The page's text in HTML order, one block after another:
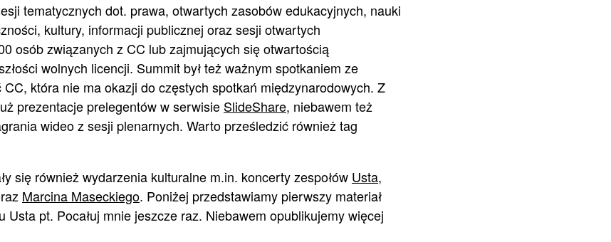
tematycznych dot. prawa, otwartych zasobów edukacyjnych, nauki
kultury, informacji publicznej oraz sesji otwartych
osób związanych z CC lub zajmujących się otwartością
wolnych licencji. Summit był też ważnym spotkaniem ze
CC, która nie ma okazji do częstych spotkań międzynarodowych. Z
prezentacje prelegentów w serwisie SlideShare, niebawem też
wideo z sesji plenarnych. Warto prześledzić również tag
się również wydarzenia kulturalne m.in. koncerty zespołów Usta,
Marcina Maseckiego. Poniżej przedstawiamy pierwszy materiał
Usta pt. Pocałuj mnie jeszcze raz. Niebawem opublikujemy więcej